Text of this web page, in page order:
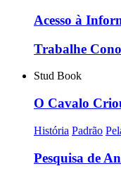
Acesso à
Trabalhe
Stud Book
O Cavalo
História Padrão
Pesquisa de